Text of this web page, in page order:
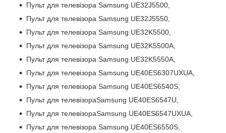
Пульт для телевізора Samsung UE32J5500,
Пульт для телевізора Samsung UE32J5550,
Пульт для телевізора Samsung UE32K5500,
Пульт для телевізора Samsung UE32K5500A,
Пульт для телевізора Samsung UE32K5550A,
Пульт для телевізора Samsung UE40ES6307UXUA,
Пульт для телевізора Samsung UE40ES6540S,
Пульт для телевізораSamsung UE40ES6547U,
Пульт для телевізораSamsung UE40ES6547UXUA,
Пульт для телевізора Samsung UE40ES6550S,